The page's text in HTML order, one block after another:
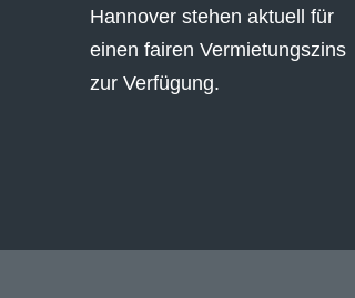
Hannover stehen aktuell für
einen fairen Vermietungszins
zur Verfügung.